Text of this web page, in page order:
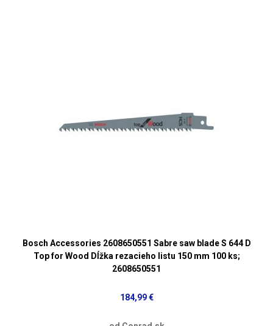
Bosch Accessories 2608650551 Sabre saw blade S 644 D
Top for Wood Dĺžka rezacieho listu 150 mm 100 ks;
2608650551
184,99 €